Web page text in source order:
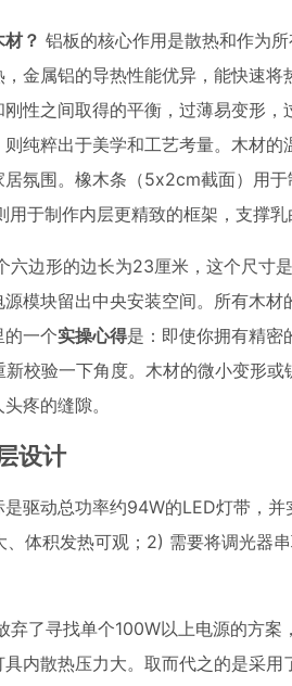
？ 铝板的核心作用是散热和作为
金属铝的导热性能优异，能快速
性之间取得的平衡，过薄易变形
则纯粹出于美学和工艺考量。木材
氛围。橡木条（5x2cm截面）用
于制作内层更精致的框架，支撑
六边形的边长为23厘米，这个尺寸
源模块留出中央安装空间。所有木
的一个实操心得是：即使你拥有精密
新校验一下角度。木材的微小变形
疼的缝隙。
设计
驱动总功率约94W的LED灯带，
、体积发热可观；2) 需要将调光器
弃了寻找单个100W以上电源的方
具内散热压力大。取而代之的是采